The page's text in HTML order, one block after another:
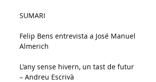
SUMARI
Felip Bens entrevista a José Manuel
Almerich
L'any sense hivern, un tast de futur
– Andreu Escrivà